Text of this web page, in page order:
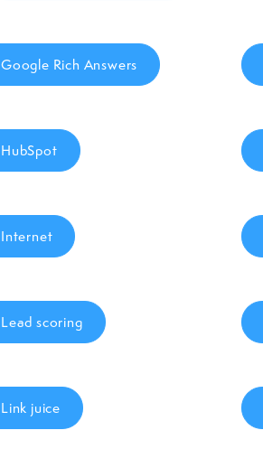
Google Rich Answers
HubSpot
Internet
Lead scoring
Link juice